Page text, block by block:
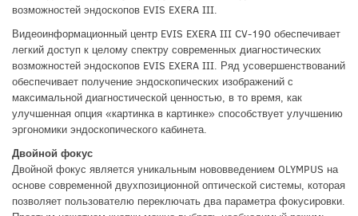
возможностей эндоскопов EVIS EXERA III.
Видеоинформационный центр EVIS EXERA III CV-190 обеспечивает
легкий доступ к целому спектру современных диагностических
возможностей эндоскопов EVIS EXERA III. Ряд усовершенствований
обеспечивает получение эндоскопических изображений с
максимальной диагностической ценностью, в то время, как
улучшенная опция «картинка в картинке» способствует улучшению
эргономики эндоскопического кабинета.
Двойной фокус
Двойной фокус является уникальным нововведением OLYMPUS на
основе современной двухпозиционной оптической системы, которая
позволяет пользователю переключать два параметра фокусировки.